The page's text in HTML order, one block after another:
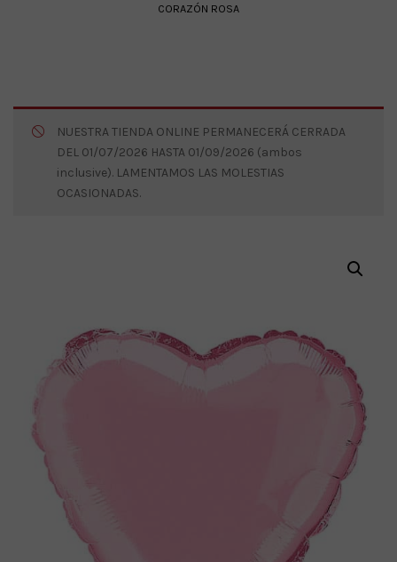
CORAZÓN ROSA
NUESTRA TIENDA ONLINE PERMANECERÁ CERRADA
DEL 01/07/2026 HASTA 01/09/2026 (ambos
inclusive). LAMENTAMOS LAS MOLESTIAS
OCASIONADAS.